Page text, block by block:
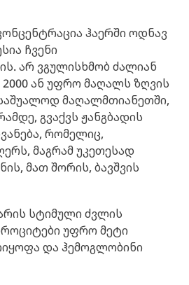
ჰაერში ოდნავ
ჩვენი
არ ვგულისხმობ ძალიან
ან უფრო მაღალს ზღვის
მაღალმთიანეთში,
გვაქვს ჟანგბადის
რომელიც,
მაგრამ უკეთესად
მათ შორის, ბავშვის
სტიმული ძვლის
უფრო მეტი
და ჰემოგლობინი